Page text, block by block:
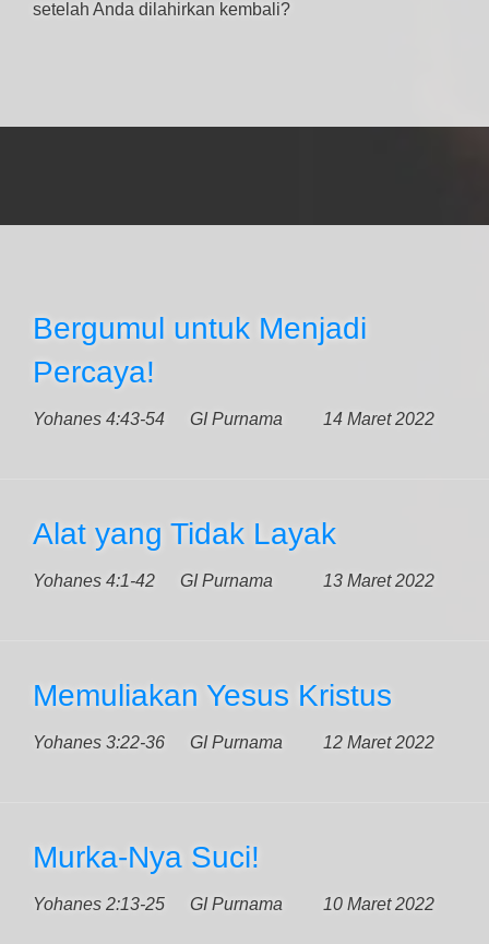
setelah Anda dilahirkan kembali?
Bergumul untuk Menjadi
Percaya!
Yohanes 4:43-54 14 Maret 2022
GI Purnama
Alat yang Tidak Layak
Yohanes 4:1-42 13 Maret 2022
GI Purnama
Memuliakan Yesus Kristus
Yohanes 3:22-36 12 Maret 2022
GI Purnama
Murka-Nya Suci!
Yohanes 2:13-25 10 Maret 2022
GI Purnama